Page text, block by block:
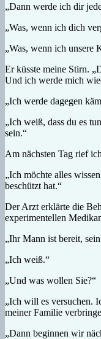
„Dann werde ich dir
„Was, wenn ich dich
„Was, wenn ich unsere
Er küsste meine Stirn.
Und ich werde mich
„Ich werde dagegen
„Ich weiß, dass du es
sein.“
Am nächsten Tag rief
„Ich möchte alles
beschützt hat.“
Der Arzt erklärte die
experimentellen
„Ihr Mann ist bereit,
„Ich weiß.“
„Und was wollen Sie?“
„Ich will es versuchen.
meiner Familie
„Dann beginnen wir